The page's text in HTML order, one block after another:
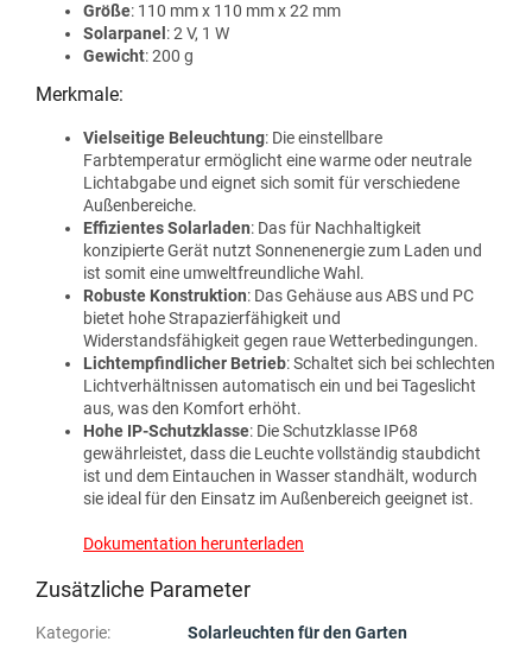
Größe: 110 mm x 110 mm x 22 mm
Solarpanel : 2 V, 1 W
Gewicht: 200 g
Merkmale:
Vielseitige Beleuchtung: Die einstellbare
Farbtemperatur ermöglicht eine warme oder neutrale
Lichtabgabe und eignet sich somit für verschiedene
Außenbereiche.
Effizientes Solarladen: Das für Nachhaltigkeit
konzipierte Gerät nutzt Sonnenenergie zum Laden und
ist somit eine umweltfreundliche Wahl.
Robuste Konstruktion: Das Gehäuse aus ABS und PC
bietet hohe Strapazierfähigkeit und
Widerstandsfähigkeit gegen raue Wetterbedingungen.
Lichtempfindlicher Betrieb: Schaltet sich bei schlechten
Lichtverhältnissen automatisch ein und bei Tageslicht
aus, was den Komfort erhöht.
Hohe IP-Schutzklasse: Die Schutzklasse IP68
gewährleistet, dass die Leuchte vollständig staubdicht
ist und dem Eintauchen in Wasser standhält, wodurch
sie ideal für den Einsatz im Außenbereich geeignet ist.
Dokumentation herunterladen
Zusätzliche Parameter
Kategorie:
Solarleuchten für den Garten